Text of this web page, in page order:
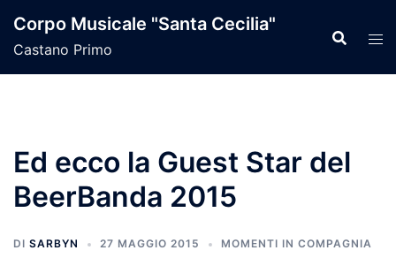
contenuto
Corpo Musicale "Santa Cecilia"
Castano Primo
Ed ecco la Guest Star del
BeerBanda 2015
DI SARBYN 27 MAGGIO 2015 MOMENTI IN COMPAGNIA